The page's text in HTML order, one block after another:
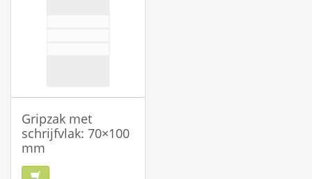
Gripzak met
schrijfvlak: 70×100
mm